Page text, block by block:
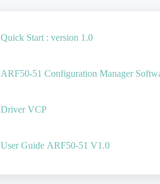
Quick Start : version 1.0
ARF50-51 Configuration Manager
Driver VCP
User Guide ARF50-51 V1.0